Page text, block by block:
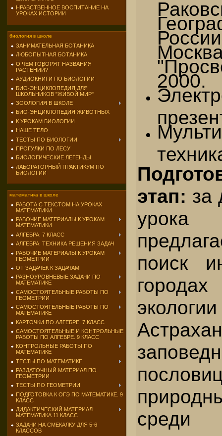
НРАВСТВЕННОЕ ВОСПИТАНИЕ НА
УРОКАХ ИСТОРИИ
биология в школе
ЗАНИМАТЕЛЬНАЯ БОТАНИКА
ЛЮБОПЫТНАЯ БОТАНИКА
О ЧЕМ ГОВОРЯТ НАЗВАНИЯ
РАСТЕНИЙ?
АУДИОКНИГИ ПО БИОЛОГИИ
БИО-ЭНЦИКЛОПЕДИЯ ДЛЯ
ШКОЛЬНИКОВ "ЖИВОЙ МИР"
ЗООЛОГИЯ В ШКОЛЕ
БИО-ЭНЦИКЛОПЕДИЯ ЖИВОТНЫХ
К УРОКАМ БИОЛОГИИ
НАШЕ ТЕЛО
ТЕСТЫ ПО БИОЛОГИИ
ПРОГУЛКИ ПО ЛЕСУ
БИОЛОГИЧЕСКИЕ ЛЕГЕНДЫ
ЛАБОРАТОРНЫЙ ПРАКТИКУМ ПО
БИОЛОГИИ
математика в школе
РАБОТА С ТЕКСТОМ НА УРОКАХ
МАТЕМАТИКИ
РАБОЧИЕ МАТЕРИАЛЫ К УРОКАМ
МАТЕМАТИКИ
АЛГЕБРА. 7 КЛАСС
АЛГЕБРА. ТЕХНИКА РЕШЕНИЯ ЗАДАЧ
РАБОЧИЕ МАТЕРИАЛЫ К УРОКАМ
ГЕОМЕТРИИ
ОТ ЗАДАЧЕК К ЗАДАЧАМ
РАЗНОУРОВНЕВЫЕ ЗАДАЧИ ПО
МАТЕМАТИКЕ
САМОСТОЯТЕЛЬНЫЕ РАБОТЫ ПО
ГЕОМЕТРИИ
САМОСТОЯТЕЛЬНЫЕ РАБОТЫ ПО
МАТЕМАТИКЕ
КАРТОЧКИ ПО АЛГЕБРЕ. 7 КЛАСС
САМОСТОЯТЕЛЬНЫЕ И КОНТРОЛЬНЫЕ
РАБОТЫ ПО АЛГЕБРЕ. 9 КЛАСС
КОНТРОЛЬНЫЕ РАБОТЫ ПО
МАТЕМАТИКЕ
ТЕСТЫ ПО МАТЕМАТИКЕ
РАЗДАТОЧНЫЙ МАТЕРИАЛ ПО
ГЕОМЕТРИИ
ТЕСТЫ ПО ГЕОМЕТРИИ
ПОДГОТОВКА К ОГЭ ПО МАТЕМАТИКЕ. 9
КЛАСС
ДИДАКТИЧЕСКИЙ МАТЕРИАЛ.
МАТЕМАТИКА 11 КЛАСС
ЗАДАЧИ НА СМЕКАЛКУ ДЛЯ 5-6
КЛАССОВ
2000.
этап: за
поиск